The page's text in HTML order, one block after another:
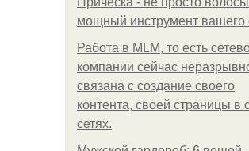
мощный инструмент вашего
Работа в MLM, то есть
компании сейчас
связана с создание своего
контента, своей страницы в
сетях.